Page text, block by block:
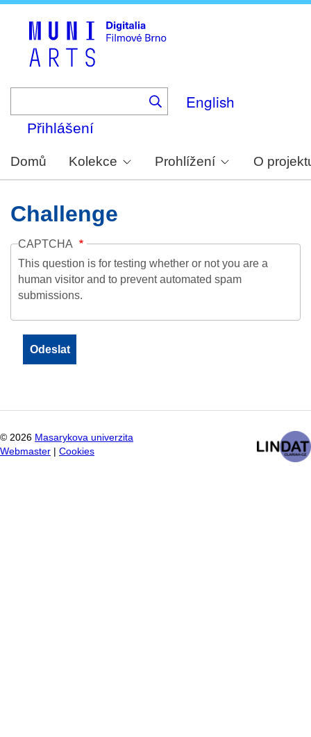
English
Přihlášení
Domů Kolekce Prohlížení O
Challenge
CAPTCHA
This question is for testing whether or not you are a
human visitor and to prevent automated spam
submissions.
© 2026 Masarykova univerzita
Webmaster
Cookies